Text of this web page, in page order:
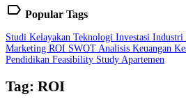
label Popular Tags
Studi Kelayakan Teknologi Investasi Industri
Marketing ROI SWOT Analisis Keuangan
Pendidikan Feasibility Study Apartemen
Tag: ROI